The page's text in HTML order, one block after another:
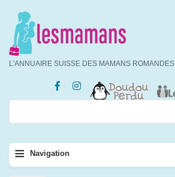
contenu
principal
L'ANNUAIRE SUISSE DES MAMANS ROMANDES
Rechercher
Navigation
principale
≡ Navigation